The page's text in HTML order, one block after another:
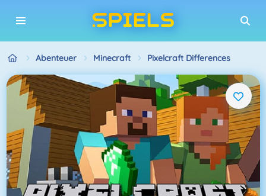
Abenteuer Minecraft Pixelcraft Differences